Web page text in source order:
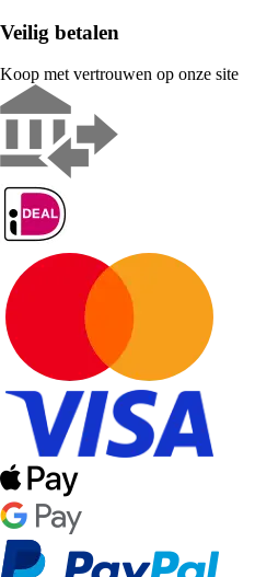
Veilig betalen
Koop met vertrouwen op onze site